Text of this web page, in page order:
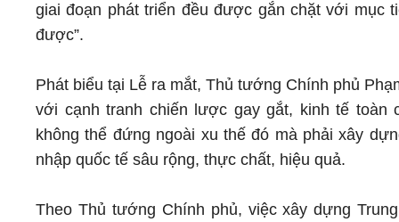
giai đoạn phát triển đều được gắn chặt với mục
được”.
Phát biểu tại Lễ ra mắt, Thủ tướng Chính phủ
với cạnh tranh chiến lược gay gắt, kinh tế toàn
không thể đứng ngoài xu thế đó mà phải xây
nhập quốc tế sâu rộng, thực chất, hiệu quả.
Theo Thủ tướng Chính phủ, việc xây dựng